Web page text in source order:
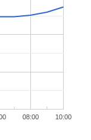
08:00 10:00